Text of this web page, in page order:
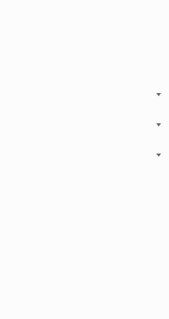
(без НДС)